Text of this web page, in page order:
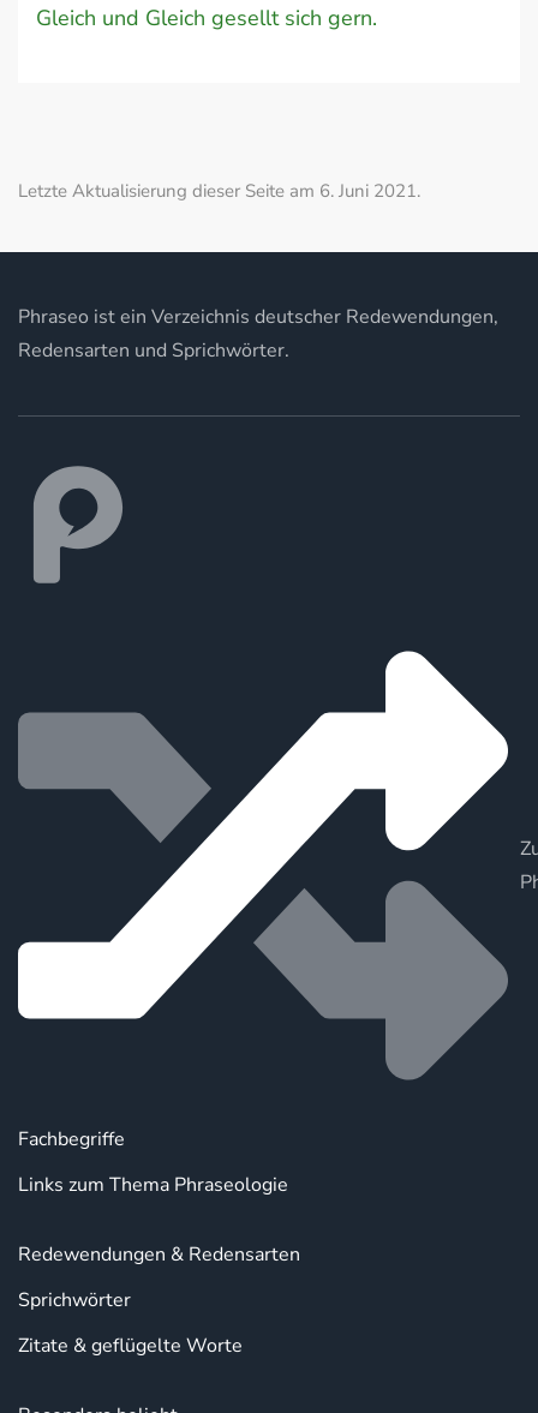
Gleich und Gleich gesellt sich gern.
Letzte Aktualisierung dieser Seite am 6. Juni 2021.
Phraseo ist ein Verzeichnis deutscher Redewendungen,
Redensarten und Sprichwörter.
Fachbegriffe
Links zum Thema Phraseologie
Redewendungen & Redensarten
Sprichwörter
Zitate & geflügelte Worte